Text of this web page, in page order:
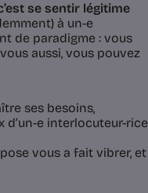
se sentir légitime
à un-e
de paradigme : vous
aussi, vous pouvez
ses besoins,
d’un-e interlocuteur-rice
vous a fait vibrer, et